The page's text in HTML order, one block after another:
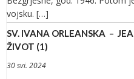
vojsku. […]
SV. IVANA ORLEANSKA –
ŽIVOT (1)
30 svi. 2024